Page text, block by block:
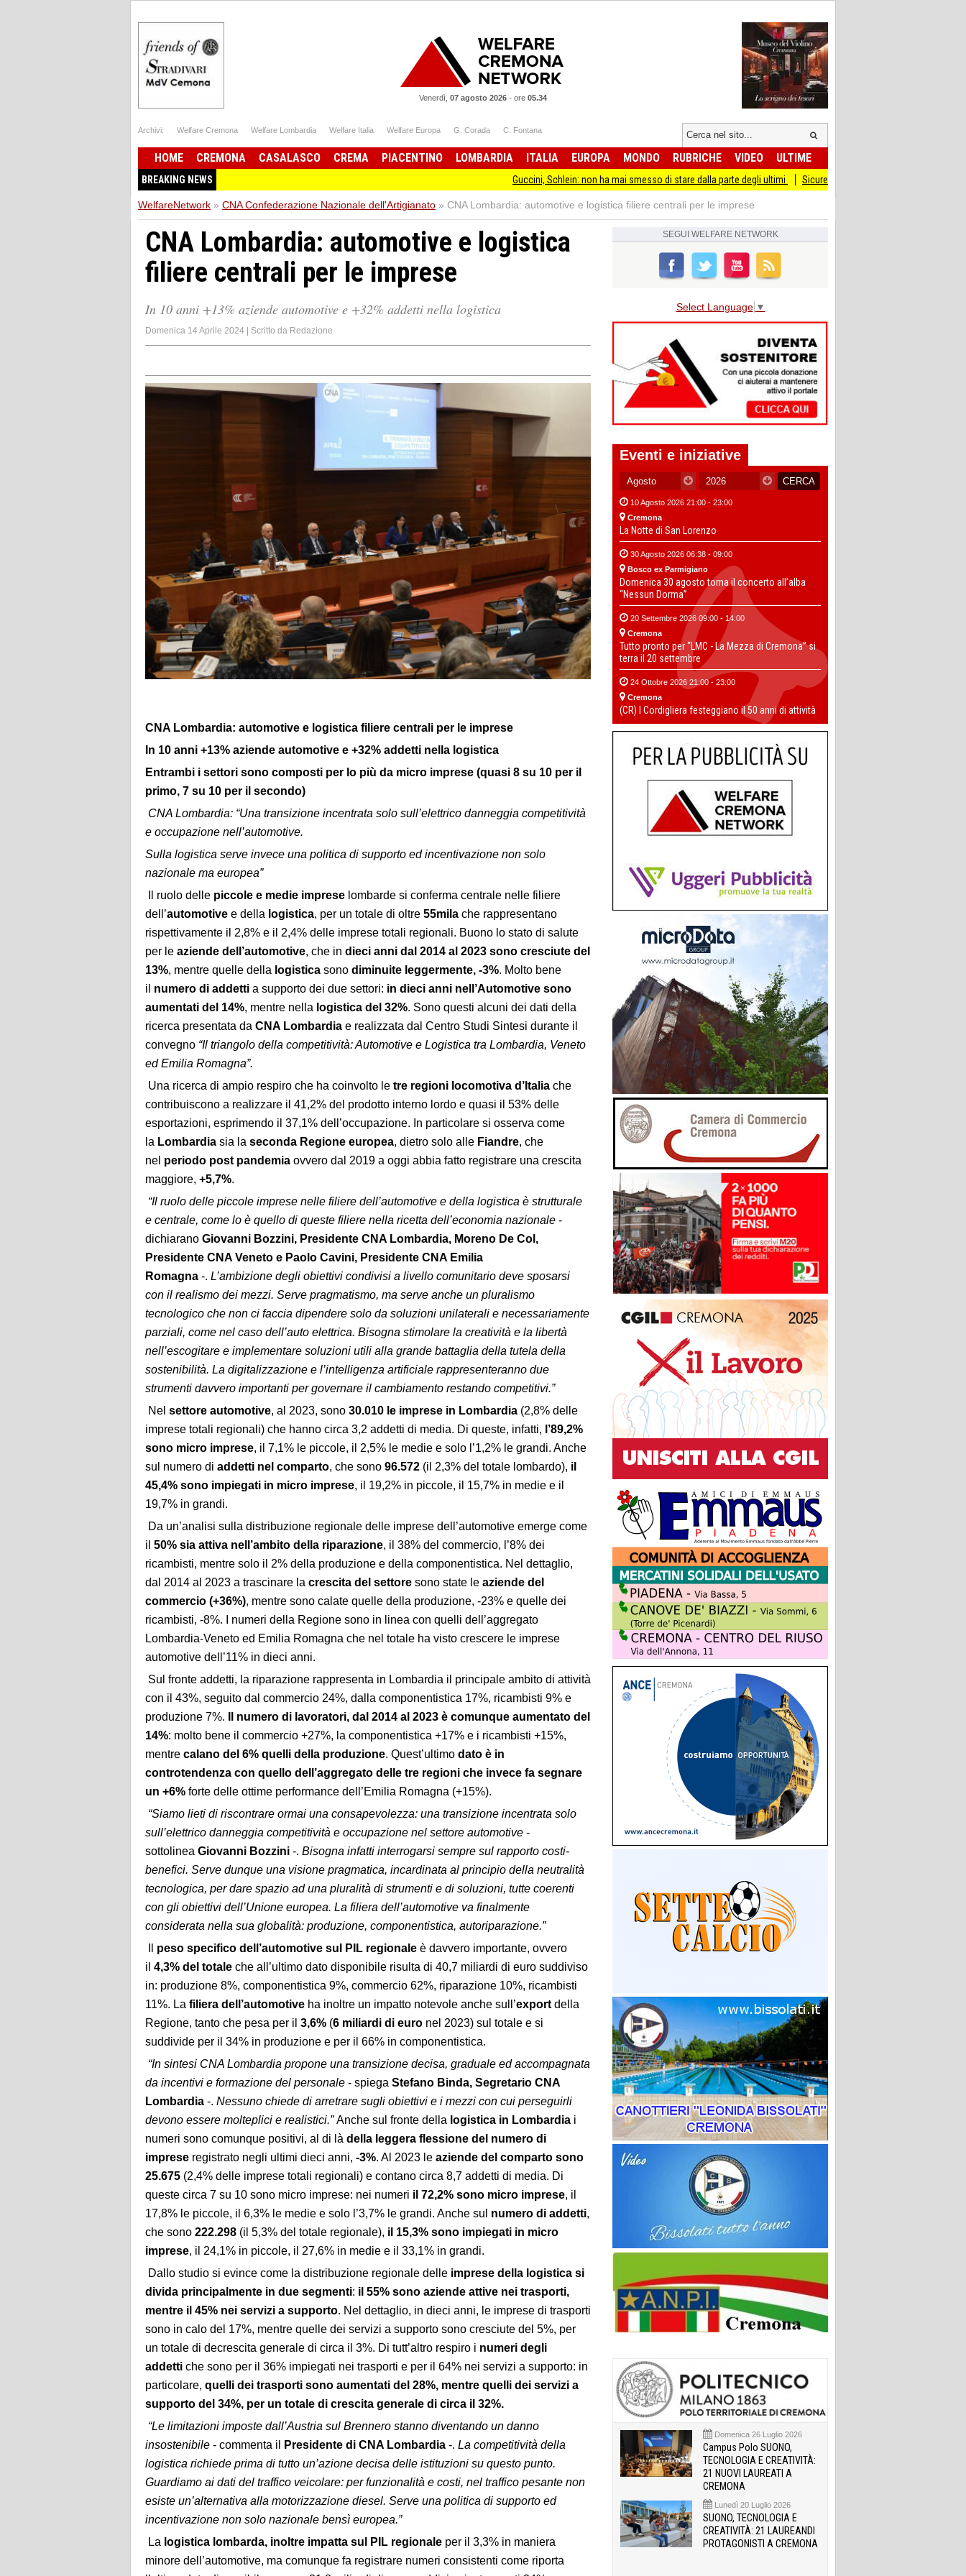
Venerdì, 07 agosto 2026 - ore 05.34
Archivi: Welfare Cremona Welfare Lombardia Welfare Italia Welfare Europa G. Corada C. Fontana
HOME CREMONA CASALASCO CREMA PIACENTINO LOMBARDIA ITALIA EUROPA MONDO RUBRICHE VIDEO ULTIME
BREAKING NEWS Guccini, Schlein: non ha mai smesso di stare dalla parte degli ultimi Sicurezza I Giovani Democratici ribattono ai
WelfareNetwork » CNA Confederazione Nazionale dell'Artigianato » CNA Lombardia: automotive e logistica filiere centrali per le imprese
CNA Lombardia: automotive e logistica
filiere centrali per le imprese
In 10 anni +13% aziende automotive e +32% addetti nella logistica
Domenica 14 Aprile 2024 | Scritto da Redazione
CNA Lombardia: automotive e logistica filiere centrali per le imprese
In 10 anni +13% aziende automotive e +32% addetti nella logistica
Entrambi i settori sono composti per lo più da micro imprese (quasi 8 su 10 per il
primo, 7 su 10 per il secondo)
CNA Lombardia: “Una transizione incentrata solo sull’elettrico danneggia competitività
e occupazione nell’automotive.
Sulla logistica serve invece una politica di supporto ed incentivazione non solo
nazionale ma europea”
Il ruolo delle piccole e medie imprese lombarde si conferma centrale nelle filiere
dell’automotive e della logistica, per un totale di oltre 55mila che rappresentano
rispettivamente il 2,8% e il 2,4% delle imprese totali regionali. Buono lo stato di salute
per le aziende dell’automotive, che in dieci anni dal 2014 al 2023 sono cresciute del
13%, mentre quelle della logistica sono diminuite leggermente, -3%. Molto bene
il numero di addetti a supporto dei due settori: in dieci anni nell’Automotive sono
aumentati del 14%, mentre nella logistica del 32%. Sono questi alcuni dei dati della
ricerca presentata da CNA Lombardia e realizzata dal Centro Studi Sintesi durante il
convegno “Il triangolo della competitività: Automotive e Logistica tra Lombardia, Veneto
ed Emilia Romagna”.
Una ricerca di ampio respiro che ha coinvolto le tre regioni locomotiva d’Italia che
contribuiscono a realizzare il 41,2% del prodotto interno lordo e quasi il 53% delle
esportazioni, esprimendo il 37,1% dell’occupazione. In particolare si osserva come
la Lombardia sia la seconda Regione europea, dietro solo alle Fiandre, che
nel periodo post pandemia ovvero dal 2019 a oggi abbia fatto registrare una crescita
maggiore, +5,7%.
“Il ruolo delle piccole imprese nelle filiere dell’automotive e della logistica è strutturale
e centrale, come lo è quello di queste filiere nella ricetta dell’economia nazionale -
dichiarano Giovanni Bozzini, Presidente CNA Lombardia, Moreno De Col,
Presidente CNA Veneto e Paolo Cavini, Presidente CNA Emilia
Romagna -. L’ambizione degli obiettivi condivisi a livello comunitario deve sposarsi
con il realismo dei mezzi. Serve pragmatismo, ma serve anche un pluralismo
tecnologico che non ci faccia dipendere solo da soluzioni unilaterali e necessariamente
parziali, come nel caso dell’auto elettrica. Bisogna stimolare la creatività e la libertà
nell’escogitare e implementare soluzioni utili alla grande battaglia della tutela della
sostenibilità. La digitalizzazione e l’intelligenza artificiale rappresenteranno due
strumenti davvero importanti per governare il cambiamento restando competitivi.”
Nel settore automotive, al 2023, sono 30.010 le imprese in Lombardia (2,8% delle
imprese totali regionali) che hanno circa 3,2 addetti di media. Di queste, infatti, l’89,2%
sono micro imprese, il 7,1% le piccole, il 2,5% le medie e solo l’1,2% le grandi. Anche
sul numero di addetti nel comparto, che sono 96.572 (il 2,3% del totale lombardo), il
45,4% sono impiegati in micro imprese, il 19,2% in piccole, il 15,7% in medie e il
19,7% in grandi.
Da un’analisi sulla distribuzione regionale delle imprese dell’automotive emerge come
il 50% sia attiva nell’ambito della riparazione, il 38% del commercio, l’8% dei
ricambisti, mentre solo il 2% della produzione e della componentistica. Nel dettaglio,
dal 2014 al 2023 a trascinare la crescita del settore sono state le aziende del
commercio (+36%), mentre sono calate quelle della produzione, -23% e quelle dei
ricambisti, -8%. I numeri della Regione sono in linea con quelli dell’aggregato
Lombardia-Veneto ed Emilia Romagna che nel totale ha visto crescere le imprese
automotive dell’11% in dieci anni.
Sul fronte addetti, la riparazione rappresenta in Lombardia il principale ambito di attività
con il 43%, seguito dal commercio 24%, dalla componentistica 17%, ricambisti 9% e
produzione 7%.
Il numero di lavoratori, dal 2014 al 2023 è comunque aumentato del
14%: molto bene il commercio +27%, la componentistica +17% e i ricambisti +15%,
mentre calano del 6% quelli della produzione. Quest’ultimo dato è in
controtendenza con quello dell’aggregato delle tre regioni che invece fa segnare
un +6% forte delle ottime performance dell’Emilia Romagna (+15%).
“Siamo lieti di riscontrare ormai una consapevolezza: una transizione incentrata solo
sull’elettrico danneggia competitività e occupazione nel settore automotive -
sottolinea Giovanni Bozzini -. Bisogna infatti interrogarsi sempre sul rapporto costi-
benefici. Serve dunque una visione pragmatica, incardinata al principio della neutralità
tecnologica, per dare spazio ad una pluralità di strumenti e di soluzioni, tutte coerenti
con gli obiettivi dell’Unione europea. La filiera dell’automotive va finalmente
considerata nella sua globalità: produzione, componentistica, autoriparazione.”
peso specifico dell’automotive sul PIL regionale è davvero importante, ovvero
il 4,3% del totale che all’ultimo dato disponibile risulta di 40,7 miliardi di euro suddiviso
in: produzione 8%, componentistica 9%, commercio 62%, riparazione 10%, ricambisti
11%. La filiera dell’automotive ha inoltre un impatto notevole anche sull’export della
Regione, tanto che pesa per il 3,6% (6 miliardi di euro nel 2023) sul totale e si
suddivide per il 34% in produzione e per il 66% in componentistica.
“In sintesi CNA Lombardia propone una transizione decisa, graduale ed accompagnata
da incentivi e formazione del personale - spiega Stefano Binda, Segretario CNA
Lombardia -. Nessuno chiede di arretrare sugli obiettivi e i mezzi con cui perseguirli
devono essere molteplici e realistici.”Anche sul fronte della logistica in Lombardia i
numeri sono comunque positivi, al di là della leggera flessione del numero di
imprese registrato negli ultimi dieci anni, -3%. Al 2023 le aziende del comparto sono
25.675 (2,4% delle imprese totali regionali) e contano circa 8,7 addetti di media. Di
queste circa 7 su 10 sono micro imprese: nei numeri il 72,2% sono micro imprese, il
17,8% le piccole, il 6,3% le medie e solo l’3,7% le grandi. Anche sul numero di addetti,
che sono 222.298 (il 5,3% del totale regionale), il 15,3% sono impiegati in micro
imprese, il 24,1% in piccole, il 27,6% in medie e il 33,1% in grandi.
Dallo studio si evince come la distribuzione regionale delle imprese della logistica si
divida principalmente in due segmenti: il 55% sono aziende attive nei trasporti,
mentre il 45% nei servizi a supporto. Nel dettaglio, in dieci anni, le imprese di trasporti
sono in calo del 17%, mentre quelle dei servizi a supporto sono cresciute del 5%, per
un totale di decrescita generale di circa il 3%. Di tutt’altro respiro i numeri degli
addetti che sono per il 36% impiegati nei trasporti e per il 64% nei servizi a supporto: in
particolare, quelli dei trasporti sono aumentati del 28%, mentre quelli dei servizi a
supporto del 34%, per un totale di crescita generale di circa il 32%.
“Le limitazioni imposte dall’Austria sul Brennero stanno diventando un danno
insostenibile - commenta il Presidente di CNA Lombardia -. La competitività della
logistica richiede prima di tutto un’azione decisa delle istituzioni su questo punto.
Guardiamo ai dati del traffico veicolare: per funzionalità e costi, nel traffico pesante non
esiste un’alternativa alla motorizzazione diesel. Serve una politica di supporto ed
incentivazione non solo nazionale bensì europea.”
La logistica lombarda, inoltre impatta sul PIL regionale per il 3,3% in maniera
minore dell’automotive, ma comunque fa registrare numeri consistenti come riporta
SEGUI WELFARE NETWORK
Select Language ▼
Eventi e iniziative
10 Agosto 2026 21:00 - 23:00
Cremona
La Notte di San Lorenzo
30 Agosto 2026 06:38 - 09:00
Bosco ex Parmigiano
Domenica 30 agosto torna il concerto all’alba
“Nessun Dorma”
20 Settembre 2026 09:00 - 14:00
Cremona
Tutto pronto per “LMC - La Mezza di Cremona” si
terra il 20 settembre
24 Ottobre 2026 21:00 - 23:00
Cremona
(CR) I Cordigliera festeggiano il 50 anni di attività
Domenica 26 Luglio 2026
Campus Polo SUONO,
TECNOLOGIA E CREATIVITÀ:
21 NUOVI LAUREATI A
CREMONA
Lunedì 20 Luglio 2026
SUONO, TECNOLOGIA E
CREATIVITÀ: 21 LAUREANDI
PROTAGONISTI A CREMONA